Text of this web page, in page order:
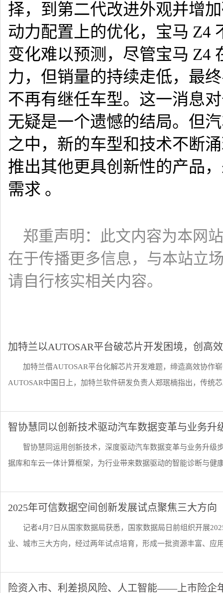
择，到第二代改进外观并增
动力配置上的优化，宝马 Z4
变化难以预测，尽管宝马 Z4
力，但销量的持续走低，最
不再有继任车型。这一消息
无疑是一个遗憾的结局。但
之中，新的车型和技术不断
推出其他更具创新性的产品
需求 。
郑重声明：此文内容为本网
在于传播更多信息，与本站立
请自行核实相关内容。
加特兰以AUTOSAR平台破芯片开发困境，创高
加特兰借AUTOSAR平台化解芯片开发难题，缔造高效协作
AUTOSAR中国日上，加特兰软件研发负责人郑珉楠指出，传统
智协慧同以创新技术驱动汽车数据变革与业务升
智协慧同运用创新技术，深度驱动汽车数据变革与业务升级
据库和车云一体计算框架，为行业带来数据驱动的智能诊断与健
2025年可信数据空间创新发展试点聚焦三大方向
记者4月7日从国家数据局获悉，国家数据局日前组织开展
业、城市三大方向，经过两年试点培育，形成一批资源丰富、应
险资入市、利差损风险、人工智能——上市险企